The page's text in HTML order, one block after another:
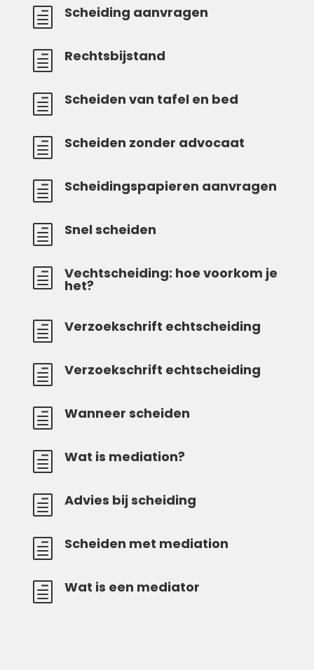
h Scheiding aanvragen
h Rechtsbijstand
h Scheiden van tafel en bed
h Scheiden zonder advocaat
h Scheidingspapieren aanvragen
h Snel scheiden
h Vechtscheiding: hoe voorkom je
het?
h Verzoekschrift echtscheiding
h Verzoekschrift echtscheiding
h Wanneer scheiden
h Wat is mediation?
h Advies bij scheiding
h Scheiden met mediation
h Wat is een mediator